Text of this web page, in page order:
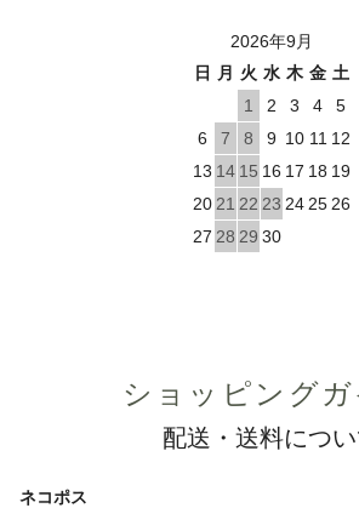
2026年9月
日
月 火 水 木 金 土
1
2 3 4
5
6
7 8 9 10 11 12
13 14 15 16 17 18 19
20 21 22 23 24 25 26
27 28 29 30
ショッピングガ
配送・送料につ
ネコポス